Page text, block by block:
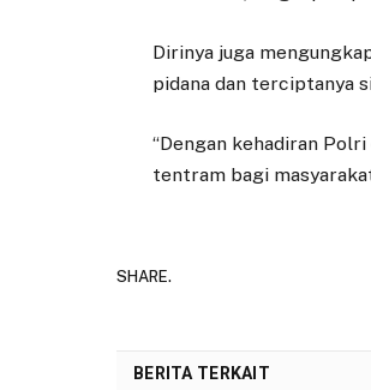
Dirinya juga
pidana dan terciptanya
“Dengan kehadiran
tentram bagi
SHARE.
BERITA TERKAIT